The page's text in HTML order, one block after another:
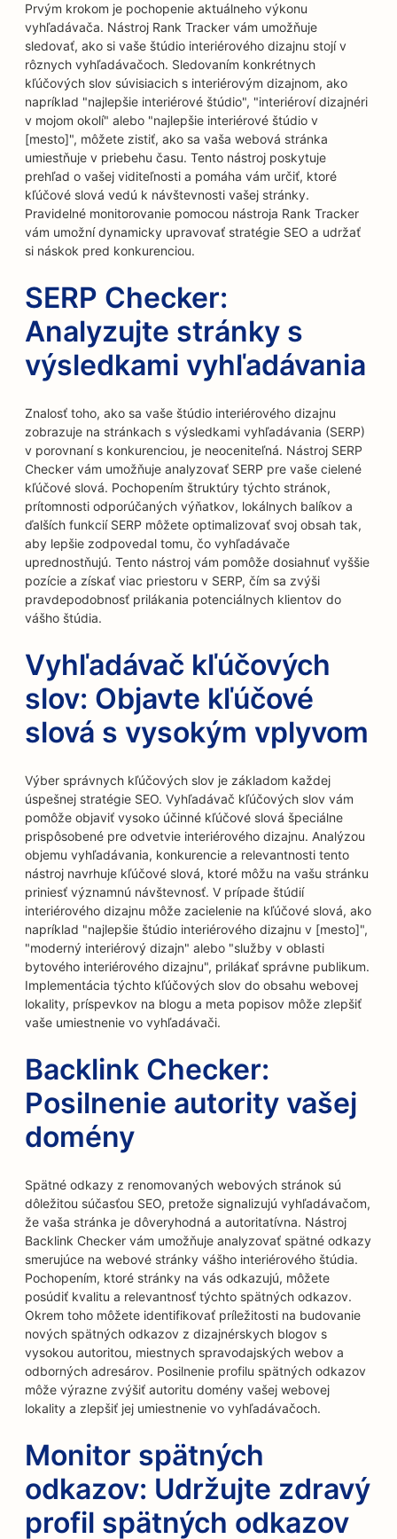
Prvým krokom je pochopenie aktuálneho výkonu
vyhľadávača. Nástroj Rank Tracker vám umožňuje
sledovať, ako si vaše štúdio interiérového dizajnu stojí v
rôznych vyhľadávačoch. Sledovaním konkrétnych
kľúčových slov súvisiacich s interiérovým dizajnom, ako
napríklad "najlepšie interiérové štúdio", "interiéroví dizajnéri
v mojom okolí" alebo "najlepšie interiérové štúdio v
[mesto]", môžete zistiť, ako sa vaša webová stránka
umiestňuje v priebehu času. Tento nástroj poskytuje
prehľad o vašej viditeľnosti a pomáha vám určiť, ktoré
kľúčové slová vedú k návštevnosti vašej stránky.
Pravidelné monitorovanie pomocou nástroja Rank Tracker
vám umožní dynamicky upravovať stratégie SEO a udržať
si náskok pred konkurenciou.
SERP Checker:
Analyzujte stránky s
výsledkami vyhľadávania
Znalosť toho, ako sa vaše štúdio interiérového dizajnu
zobrazuje na stránkach s výsledkami vyhľadávania (SERP)
v porovnaní s konkurenciou, je neoceniteľná. Nástroj SERP
Checker vám umožňuje analyzovať SERP pre vaše cielené
kľúčové slová. Pochopením štruktúry týchto stránok,
prítomnosti odporúčaných výňatkov, lokálnych balíkov a
ďalších funkcií SERP môžete optimalizovať svoj obsah tak,
aby lepšie zodpovedal tomu, čo vyhľadávače
uprednostňujú. Tento nástroj vám pomôže dosiahnuť vyššie
pozície a získať viac priestoru v SERP, čím sa zvýši
pravdepodobnosť prilákania potenciálnych klientov do
vášho štúdia.
Vyhľadávač kľúčových
slov: Objavte kľúčové
slová s vysokým vplyvom
Výber správnych kľúčových slov je základom každej
úspešnej stratégie SEO. Vyhľadávač kľúčových slov vám
pomôže objaviť vysoko účinné kľúčové slová špeciálne
prispôsobené pre odvetvie interiérového dizajnu. Analýzou
objemu vyhľadávania, konkurencie a relevantnosti tento
nástroj navrhuje kľúčové slová, ktoré môžu na vašu stránku
priniesť významnú návštevnosť. V prípade štúdií
interiérového dizajnu môže zacielenie na kľúčové slová, ako
napríklad "najlepšie štúdio interiérového dizajnu v [mesto]",
"moderný interiérový dizajn" alebo "služby v oblasti
bytového interiérového dizajnu", prilákať správne publikum.
Implementácia týchto kľúčových slov do obsahu webovej
lokality, príspevkov na blogu a meta popisov môže zlepšiť
vaše umiestnenie vo vyhľadávači.
Backlink Checker:
Posilnenie autority vašej
domény
Spätné odkazy z renomovaných webových stránok sú
dôležitou súčasťou SEO, pretože signalizujú vyhľadávačom,
že vaša stránka je dôveryhodná a autoritatívna. Nástroj
Backlink Checker vám umožňuje analyzovať spätné odkazy
smerujúce na webové stránky vášho interiérového štúdia.
Pochopením, ktoré stránky na vás odkazujú, môžete
posúdiť kvalitu a relevantnosť týchto spätných odkazov.
Okrem toho môžete identifikovať príležitosti na budovanie
nových spätných odkazov z dizajnérskych blogov s
vysokou autoritou, miestnych spravodajských webov a
odborných adresárov. Posilnenie profilu spätných odkazov
môže výrazne zvýšiť autoritu domény vašej webovej
lokality a zlepšiť jej umiestnenie vo vyhľadávačoch.
Monitor spätných
odkazov: Udržujte zdravý
profil spätných odkazov